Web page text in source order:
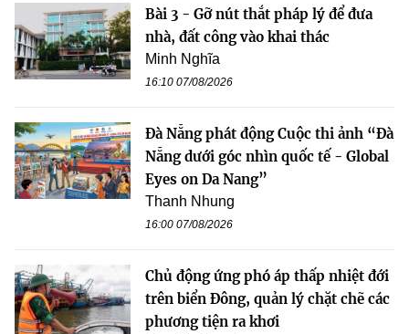
Bài 3 - Gỡ nút thắt pháp lý để đưa
nhà, đất công vào khai thác
Minh Nghĩa
16:10 07/08/2026
Đà Nẵng phát động Cuộc thi ảnh “Đà
Nẵng dưới góc nhìn quốc tế - Global
Eyes on Da Nang”
Thanh Nhung
16:00 07/08/2026
Chủ động ứng phó áp thấp nhiệt đới
trên biển Đông, quản lý chặt chẽ các
phương tiện ra khơi